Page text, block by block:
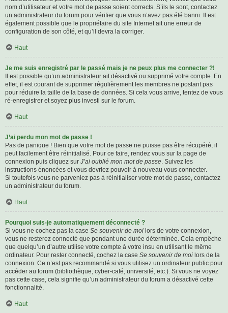
nom d’utilisateur et votre mot de passe soient corrects. S’ils le sont, contactez
un administrateur du forum pour vérifier que vous n’avez pas été banni. Il est
également possible que le propriétaire du site Internet ait une erreur de
configuration de son côté, et qu’il devra la corriger.
Haut
Je me suis enregistré par le passé mais je ne peux plus me connecter ?!
Il est possible qu’un administrateur ait désactivé ou supprimé votre compte. En
effet, il est courant de supprimer régulièrement les membres ne postant pas
pour réduire la taille de la base de données. Si cela vous arrive, tentez de vous
ré-enregistrer et soyez plus investi sur le forum.
Haut
J’ai perdu mon mot de passe !
Pas de panique ! Bien que votre mot de passe ne puisse pas être récupéré, il
peut facilement être réinitialisé. Pour ce faire, rendez vous sur la page de
connexion puis cliquez sur J’ai oublié mon mot de passe. Suivez les
instructions énoncées et vous devriez pouvoir à nouveau vous connecter.
Si toutefois vous ne parveniez pas à réinitialiser votre mot de passe, contactez
un administrateur du forum.
Haut
Pourquoi suis-je automatiquement déconnecté ?
Si vous ne cochez pas la case Se souvenir de moi lors de votre connexion,
vous ne resterez connecté que pendant une durée déterminée. Cela empêche
que quelqu’un d’autre utilise votre compte à votre insu en utilisant le même
ordinateur. Pour rester connecté, cochez la case Se souvenir de moi lors de la
connexion. Ce n’est pas recommandé si vous utilisez un ordinateur public pour
accéder au forum (bibliothèque, cyber-café, université, etc.). Si vous ne voyez
pas cette case, cela signifie qu’un administrateur du forum a désactivé cette
fonctionnalité.
Haut